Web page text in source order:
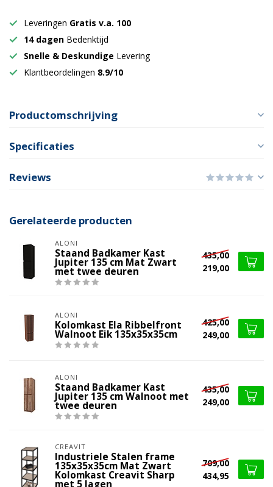
Leveringen Gratis v.a. 100
14 dagen Bedenktijd
Snelle & Deskundige Levering
Klantbeordelingen 8.9/10
Productomschrijving
Specificaties
Reviews
Gerelateerde producten
ALONI
Staand Badkamer Kast
Jupiter 135 cm Mat Zwart
met twee deuren
435,00
219,00
ALONI
Kolomkast Ela Ribbelfront
Walnoot Eik 135x35x35cm
425,00
249,00
ALONI
Staand Badkamer Kast
Jupiter 135 cm Walnoot met
twee deuren
435,00
249,00
CREAVIT
Industriele Stalen frame
135x35x35cm Mat Zwart
Kolomkast Creavit Sharp
met 5 lagen
709,00
434,95